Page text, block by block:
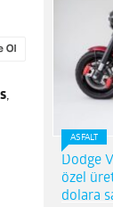
,
ASFALT
Dodge
özel
dolara